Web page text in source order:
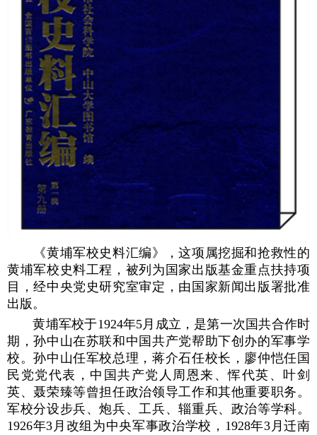
《黄埔军校史料汇编》，这项属挖掘和抢救性的
黄埔军校史料工程，被列为国家出版基金重点扶持项
目，经中央党史研究室审定，由国家新闻出版署批准
出版。
黄埔军校于1924年5月成立，是第一次国共合作时
期，孙中山在苏联和中国共产党帮助下创办的军事学
校。孙中山任军校总理，蒋介石任校长，廖仲恺任国
民党党代表，中国共产党人周恩来、恽代英、叶剑
英、聂荣臻等曾担任政治领导工作和其他重要职务。
军校分设步兵、炮兵、工兵、辎重兵、政治等学科。
1926年3月改组为中央军事政治学校，1928年3月迁南